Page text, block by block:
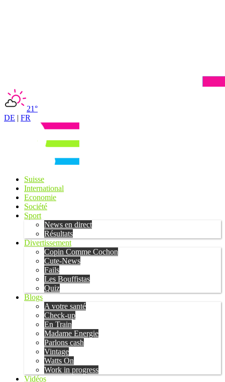
21°
DE | FR
Suisse
International
Economie
Société
Sport
News en direct
Résultats
Divertissement
Copin Comme Cochon
Cute-News
Fails
Les Bouffistas
Quiz
Blogs
A votre santé
Check-up
En Train
Madame Energie
Parlons cash
Vintage
Watts On
Work in progress
Vidéos